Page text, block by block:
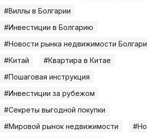
#Виллы в Болгарии
#Инвестиции в Болгарию
#Новости рынка недвижимости
#Китай
#Квартира в Китае
#Пошаговая инструкция
#Инвестиции за рубежом
#Секреты выгодной покупки
#Мировой рынок недвижимости